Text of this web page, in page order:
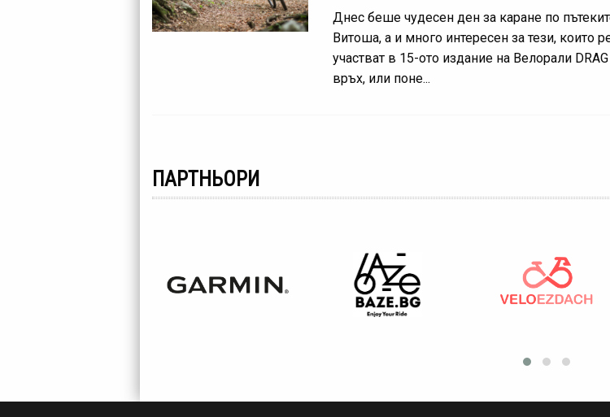
Днес беше чудесен ден за каране по
Витоша, а и много интересен за тези, които
участват в 15-ото издание на Велорали
връх, или поне...
ПАРТНЬОРИ